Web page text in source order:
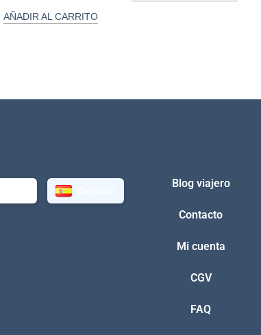
AÑADIR AL CARRITO
Blog viajero
Contacto
Mi cuenta
CGV
FAQ